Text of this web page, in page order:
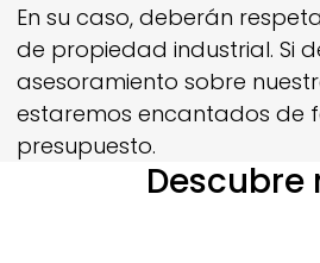
En su caso, deberán
de propiedad industrial. Si
asesoramiento sobre
estaremos encantados de
presupuesto.
Descubre